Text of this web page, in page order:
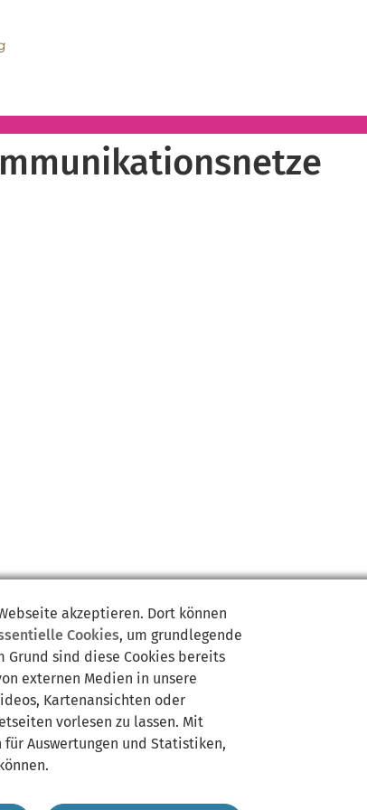
akzeptieren. Dort können
Cookies, um grundlegende
Grund sind diese Cookies bereits
externen Medien in unsere
Kartenansichten oder
vorlesen zu lassen. Mit
Auswertungen und Statistiken,